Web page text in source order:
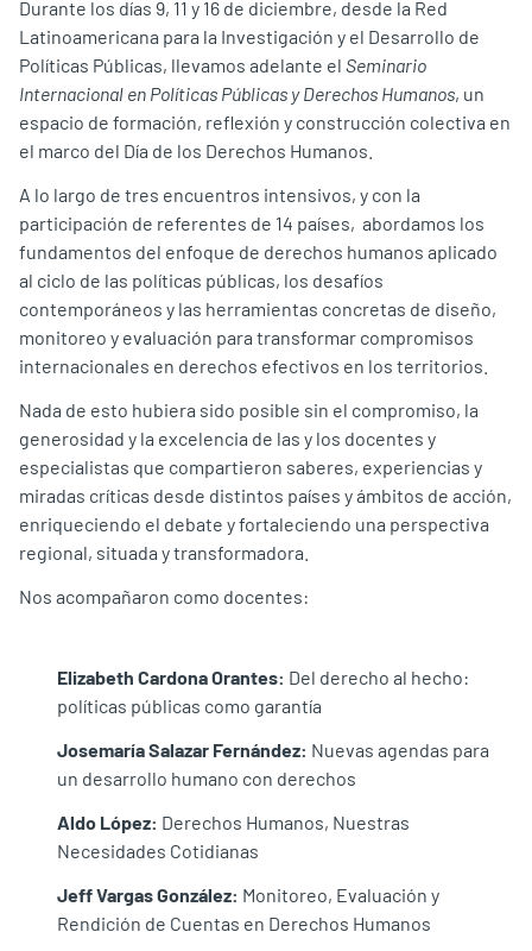
Durante los días 9, 11 y 16 de diciembre, desde la Red
Latinoamericana para la Investigación y el Desarrollo de
Políticas Públicas, llevamos adelante elSeminario
Internacional en Políticas Públicas y Derechos Humanos, un
espacio de formación, reflexión y construcción colectiva en
el marco del Día de los Derechos Humanos.
A lo largo de tres encuentros intensivos, y con la
participación de referentes de 14 países, abordamos los
fundamentos del enfoque de derechos humanos aplicado
al ciclo de las políticas públicas, los desafíos
contemporáneos y las herramientas concretas de diseño,
monitoreo y evaluación para transformar compromisos
internacionales en derechos efectivos en los territorios.
Nada de esto hubiera sido posible sin el compromiso, la
generosidad y la excelencia de las y los docentes y
especialistas que compartieron saberes, experiencias y
miradas críticas desde distintos países y ámbitos de acción,
enriqueciendo el debate y fortaleciendo una perspectiva
regional, situada y transformadora.
Nos acompañaron como docentes:
Elizabeth Cardona Orantes: Del derecho al hecho:
políticas públicas como garantía
Josemaría Salazar Fernández: Nuevas agendas para
un desarrollo humano con derechos
Aldo López: Derechos Humanos, Nuestras
Necesidades Cotidianas
Jeff Vargas González: Monitoreo, Evaluación y
Rendición de Cuentas en Derechos Humanos